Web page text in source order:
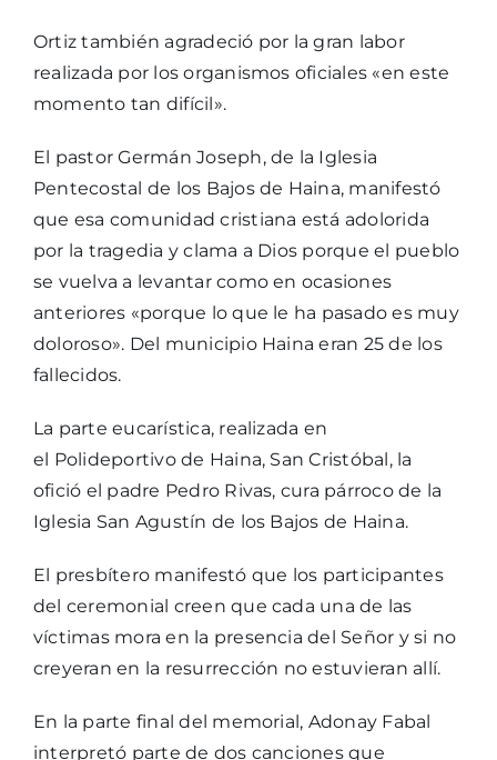
Ortiz también agradeció por la gran labor
realizada por los organismos oficiales «en este
momento tan difícil».
El pastor Germán Joseph, de la Iglesia
Pentecostal de los Bajos de Haina, manifestó
que esa comunidad cristiana está adolorida
por la tragedia y clama a Dios porque el pueblo
se vuelva a levantar como en ocasiones
anteriores «porque lo que le ha pasado es muy
doloroso». Del municipio Haina eran 25 de los
fallecidos.
La parte eucarística, realizada en
el Polideportivo de Haina, San Cristóbal, la
ofició el padre Pedro Rivas, cura párroco de la
Iglesia San Agustín de los Bajos de Haina.
El presbítero manifestó que los participantes
del ceremonial creen que cada una de las
víctimas mora en la presencia del Señor y si no
creyeran en la resurrección no estuvieran allí.
En la parte final del memorial, Adonay Fabal
interpretó parte de dos canciones que